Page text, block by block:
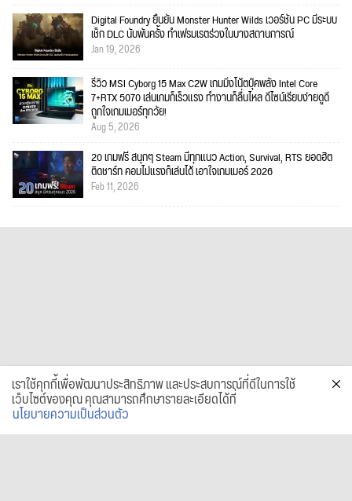
Digital Foundry ยืนยัน Monster Hunter Wilds เวอร์ชัน PC มีระบบ
เช็ก DLC นับพันครั้ง ทำเฟรมเรตร่วงในบางสถานการณ์
Jan 19, 2026
รีวิว MSI Cyborg 15 Max C2W เกมมิ่งโน้ตบุ๊คพลัง Intel Core
7+RTX 5070 เล่นเกมก็เร็วแรง ทำงานก็ลื่นไหล ดีไซน์เรียบง่ายดูดี
ถูกใจเกมเมอร์ทุกวัย!
Aug 5, 2026
20 เกมฟรี สนุกๆ Steam มีทุกแนว Action, Survival, RTS ยอดฮิต
ติดชาร์ท คอมไม่แรงก็เล่นได้ เอาใจเกมเมอร์ 2026
Feb 11, 2026
เราใช้คุกกี้เพื่อพัฒนาประสิทธิภาพ และประสบการณ์ที่ดีในการใช้
เว็บไซต์ของคุณ คุณสามารถศึกษารายละเอียดได้ที่
นโยบายความเป็นส่วนตัว